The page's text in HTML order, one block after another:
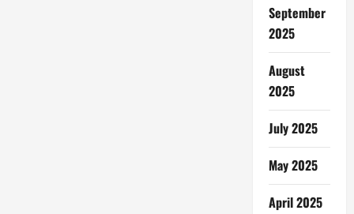
September
2025
August
2025
July 2025
May 2025
April 2025